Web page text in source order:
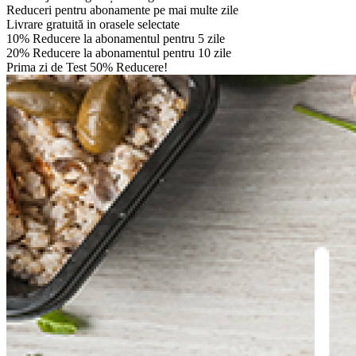
Reduceri pentru abonamente pe mai multe zile
Livrare gratuită in orasele selectate
10% Reducere la abonamentul pentru 5 zile
20% Reducere la abonamentul pentru 10 zile
Prima zi de Test 50% Reducere!